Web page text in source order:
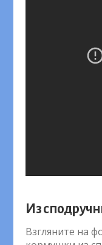
Из
Взгляните на